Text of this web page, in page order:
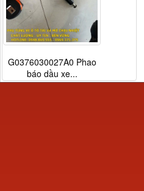
G0376030027A0 Phao
báo dầu xe...